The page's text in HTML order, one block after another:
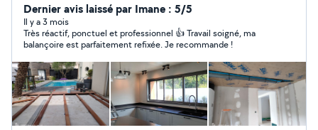
engage à fournir un service exceptionnel au client. -
Travaux de plâtrerie, Peinture (intérieur et extérieur) -
Isolation phonique et acoustique. - Rénovation
d'appartement, de maison et autres bâtiments. - Pose
de revêtement au sol et carrelage. -Soudeur
professionnel: réalisation de terrasse, charpente,
pergola... - Démolition de bâtiment, murs. - Entretien de
toiture Faites-moi part de la nature de votre projet et je
m'efforcerais de trouver la solution la mieux adaptée à
Dernier avis laissé par Imane : 5/5
Il y a 3 mois
Très réactif, ponctuel et professionnel 👍 Travail soigné, ma
balançoire est parfaitement refixée. Je recommande !